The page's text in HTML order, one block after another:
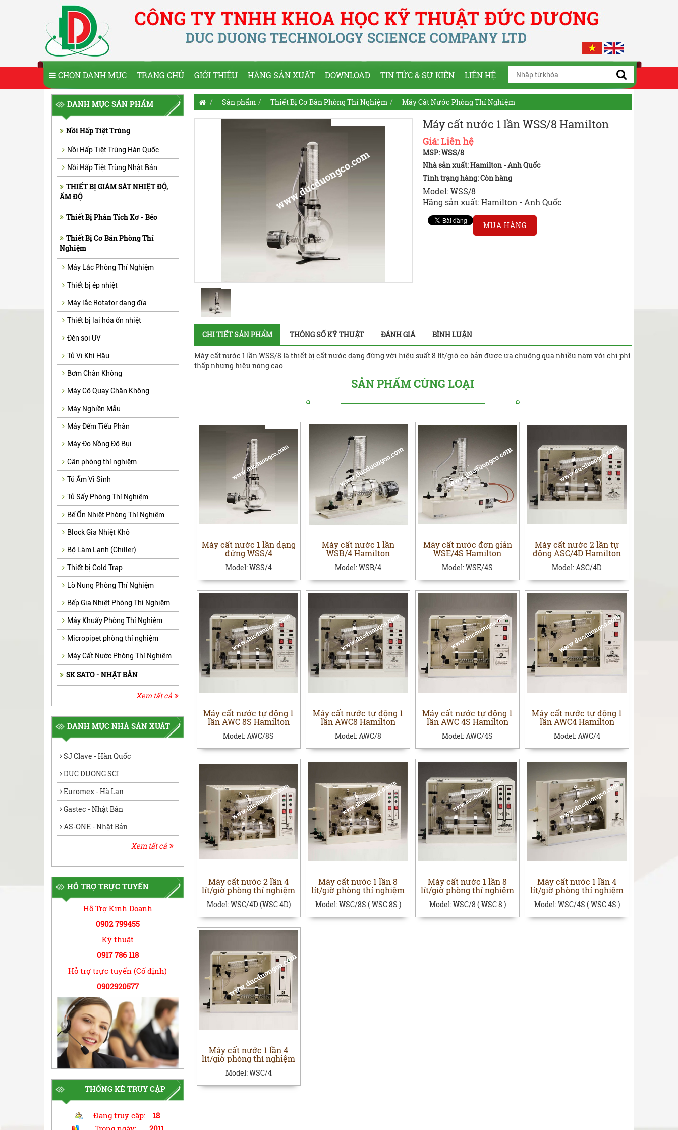
CHỌN DANH MỤC TRANG CHỦ GIỚI THIỆU HÃNG SẢN XUẤT DOWNLOAD TIN TỨC & SỰ KIỆN LIÊN HỆ
DANH MỤC SẢN PHẨM
Nồi Hấp Tiệt Trùng
Nồi Hấp Tiệt Trùng Hàn Quốc
Nồi Hấp Tiệt Trùng Nhật Bản
THIẾT BỊ GIÁM SÁT NHIỆT ĐỘ,
ẨM ĐỘ
Thiết Bị Phân Tích Xơ - Béo
Thiết Bị Cơ Bản Phòng Thí
Nghiệm
Máy Lắc Phòng Thí Nghiệm
Thiết bị ép nhiệt
Máy lắc Rotator dạng đĩa
Thiết bị lai hóa ổn nhiệt
Đèn soi UV
Tủ Vi Khí Hậu
Bơm Chân Không
Máy Cô Quay Chân Không
Máy Nghiền Mẫu
Máy Đếm Tiểu Phân
Máy Đo Nồng Độ Bụi
Cân phòng thí nghiệm
Tủ Ấm Vi Sinh
Tủ Sấy Phòng Thí Nghiệm
Bể Ổn Nhiệt Phòng Thí Nghiệm
Block Gia Nhiệt Khô
Bộ Làm Lạnh (Chiller)
Thiết bị Cold Trap
Lò Nung Phòng Thí Nghiệm
Bếp Gia Nhiệt Phòng Thí Nghiệm
Máy Khuấy Phòng Thí Nghiệm
Micropipet phòng thí nghiệm
Máy Cất Nước Phòng Thí Nghiệm
SK SATO - NHẬT BẢN
Xem tất cả
DANH MỤC NHÀ SẢN XUẤT
SJ Clave - Hàn Quốc
DUC DUONG SCI
Euromex - Hà Lan
Gastec - Nhật Bản
AS-ONE - Nhật Bản
Xem tất cả
HỖ TRỢ TRỰC TUYẾN
Hỗ Trợ Kinh Doanh
0902 799455
Kỹ thuật
0917 786 118
Hỗ trợ trực tuyến (Cố định)
0902920577
THỐNG KÊ TRUY CẬP
Đang truy cập:
18
Sản phẩm Thiết Bị Cơ Bản Phòng Thí Nghiệm Máy Cất Nước Phòng Thí Nghiệm
Máy cất nước 1 lần WSS/8 Hamilton
Giá:Liên hệ
MSP: WSS/8
Nhà sản xuất: Hamilton - Anh Quốc
Tình trạng hàng:Còn hàng
Model: WSS/8
Hãng sản xuất: Hamilton - Anh Quốc
MUA HÀNG
CHI TIẾT SẢN PHẨM THÔNG SỐ KỸ THUẬT ĐÁNH GIÁ BÌNH LUẬN
Máy cất nước 1 lần WSS/8 là thiết bị cất nước dạng đứng với hiệu suất 8 lít/giờ cơ bản được ưa chuộng qua nhiều năm với chi phí
thấp nhưng hiệu năng cao
SẢN PHẨM CÙNG LOẠI
Máy cất nước 1 lần dạng
đứng WSS/4
Model:WSS/4
Máy cất nước 1 lần
WSB/4 Hamilton
Model:WSB/4
Máy cất nước đơn giản
WSE/4S Hamilton
Model:WSE/4S
Máy cất nước 2 lần tự
động ASC/4D Hamilton
Model:ASC/4D
Máy cất nước tự động 1
lần AWC 8S Hamilton
Model:AWC/8S
Máy cất nước tự động 1
lần AWC8 Hamilton
Model:AWC/8
Máy cất nước tự động 1
lần AWC 4S Hamilton
Model:AWC/4S
Máy cất nước tự động 1
lần AWC4 Hamilton
Model:AWC/4
Máy cất nước 2 lần 4
lít/giờ phòng thí nghiệm
Model:WSC/4D (WSC 4D)
Máy cất nước 1 lần 8
lít/giờ phòng thí nghiệm
Model:WSC/8S ( WSC 8S )
Máy cất nước 1 lần 8
lít/giờ phòng thí nghiệm
Model:WSC/8 ( WSC 8 )
Máy cất nước 1 lần 4
lít/giờ phòng thí nghiệm
Model:WSC/4S ( WSC 4S )
Máy cất nước 1 lần 4
lít/giờ phòng thí nghiệm
Model:WSC/4